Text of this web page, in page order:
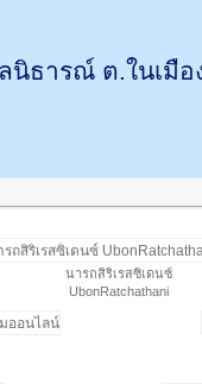
นิธารณ์ ต.ในเมือ
นารถสิริเรสซิเดนซ์
UbonRatchathani